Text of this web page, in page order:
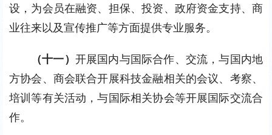
设，为会员在融资、担保、投资、政府资金支持、商
业往来以及宣传推广等方面提供专业服务。
（十一） 开展国内与国际合作、交流，与国内地
方协会、商会联合开展科技金融相关的会议、考察、
培训等有关活动，与国际相关协会等开展国际交流合
作。